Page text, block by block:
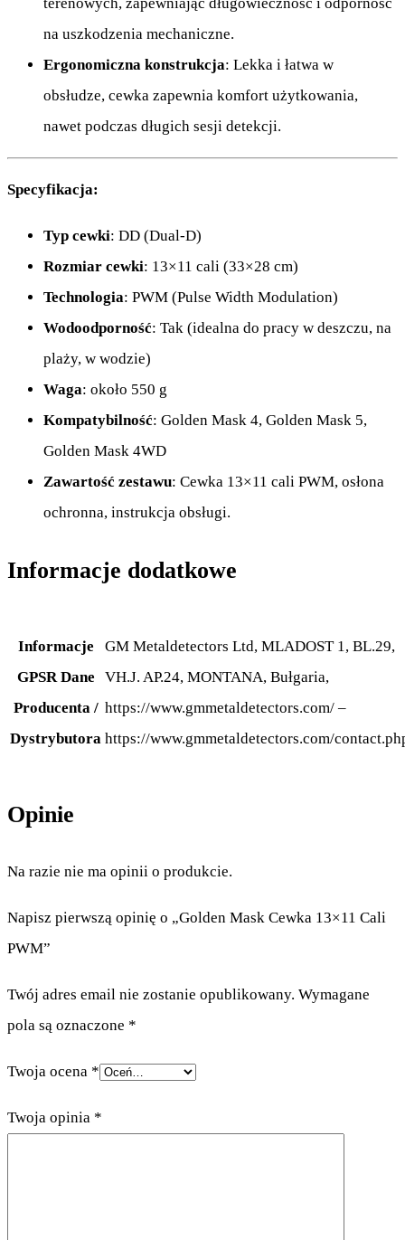
na uszkodzenia mechaniczne.
Ergonomiczna konstrukcja: Lekka i łatwa w
obsłudze, cewka zapewnia komfort użytkowania,
nawet podczas długich sesji detekcji.
Specyfikacja:
Typ cewki: DD (Dual-D)
Rozmiar cewki: 13×11 cali (33×28 cm)
Technologia: PWM (Pulse Width Modulation)
Wodoodporność: Tak (idealna do pracy w deszczu, na
plaży, w wodzie)
Waga: około 550 g
Kompatybilność: Golden Mask 4, Golden Mask 5,
Golden Mask 4WD
Zawartość zestawu: Cewka 13×11 cali PWM, osłona
ochronna, instrukcja obsługi.
Informacje dodatkowe
Informacje
GPSR Dane
Producenta /
Dystrybutora
GM Metaldetectors Ltd, MLADOST 1, BL.29,
VH.J. AP.24, MONTANA, Bułgaria,
https://www.gmmetaldetectors.com/ –
https://www.gmmetaldetectors.com/
Opinie
Na razie nie ma opinii o produkcie.
Napisz pierwszą opinię o „Golden Mask Cewka 13×11 Cali
PWM”
Twój adres email nie zostanie opublikowany. Wymagane
pola są oznaczone *
Twoja ocena *
Twoja opinia *